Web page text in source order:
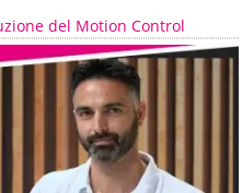
del Motion Control